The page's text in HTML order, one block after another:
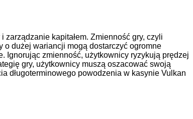
kapitałem. Zmienność gry, czyli
o dużej wariancji mogą dostarczyć ogromne
Ignorując zmienność, użytkownicy ryzykują prędzej
gry, użytkownicy muszą oszacować swoją
długoterminowego powodzenia w kasynie Vulkan